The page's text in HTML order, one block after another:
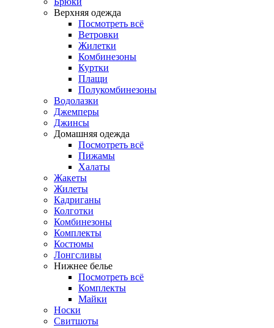
Верхняя одежда
Посмотреть всё
Ветровки
Жилетки
Комбинезоны
Куртки
Плащи
Полукомбинезоны
Водолазки
Джемперы
Джинсы
Домашняя одежда
Посмотреть всё
Пижамы
Халаты
Жакеты
Жилеты
Кадриганы
Колготки
Комбинезоны
Комплекты
Костюмы
Лонгсливы
Нижнее белье
Посмотреть всё
Комплекты
Майки
Носки
Свитшоты